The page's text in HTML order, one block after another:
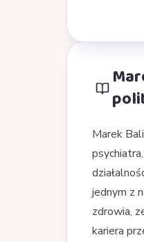
Marek
jednym z
zdrowia,
kariera